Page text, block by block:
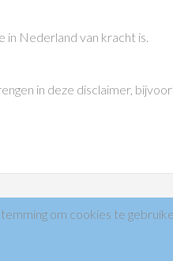
in Nederland van kracht is.
in deze disclaimer,
om cookies te